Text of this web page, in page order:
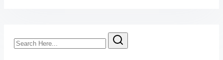
Search
Here...